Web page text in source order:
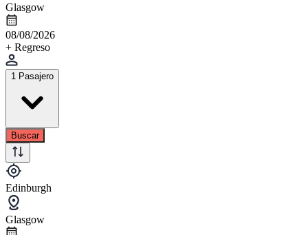
Glasgow
08/08/2026
+ Regreso
1 Pasajero
Buscar
Edinburgh
Glasgow